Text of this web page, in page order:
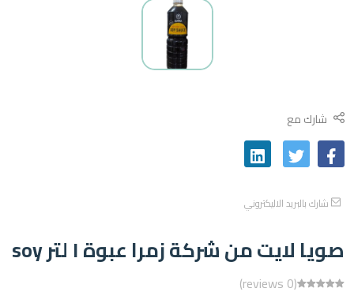
شارك مع
شارك بالبريد الاليكتروني
صويا لايت من شركة زمرا عبوة ١ لتر soy
(0 reviews)